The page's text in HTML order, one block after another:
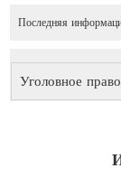
Уголовное
Последняя